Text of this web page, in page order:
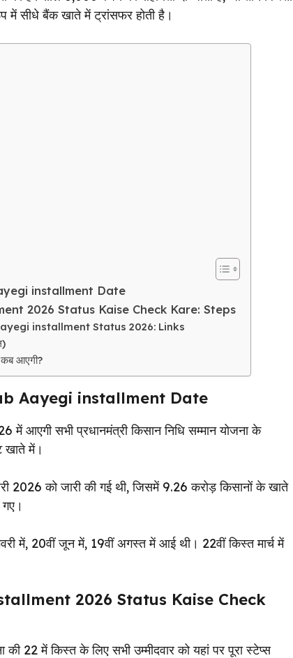
सीधे बैंक खाते में ट्रांसफर होती है।
installment Date
2026 Status Kaise Check Kare: Steps
installment Status 2026: Links
कब आएगी?
Aayegi installment Date
में आएगी सभी प्रधानमंत्री किसान निधि सम्मान योजना के
खाते में।
2026 को जारी की गई थी, जिसमें 9.26 करोड़ किसानों के खाते
में, 20वीं जून में, 19वीं अगस्त में आई थी। 22वीं किस्त मार्च में
2026 Status Kaise Check
की 22 में किस्त के लिए सभी उम्मीदवार को यहां पर पूरा स्टेप्स